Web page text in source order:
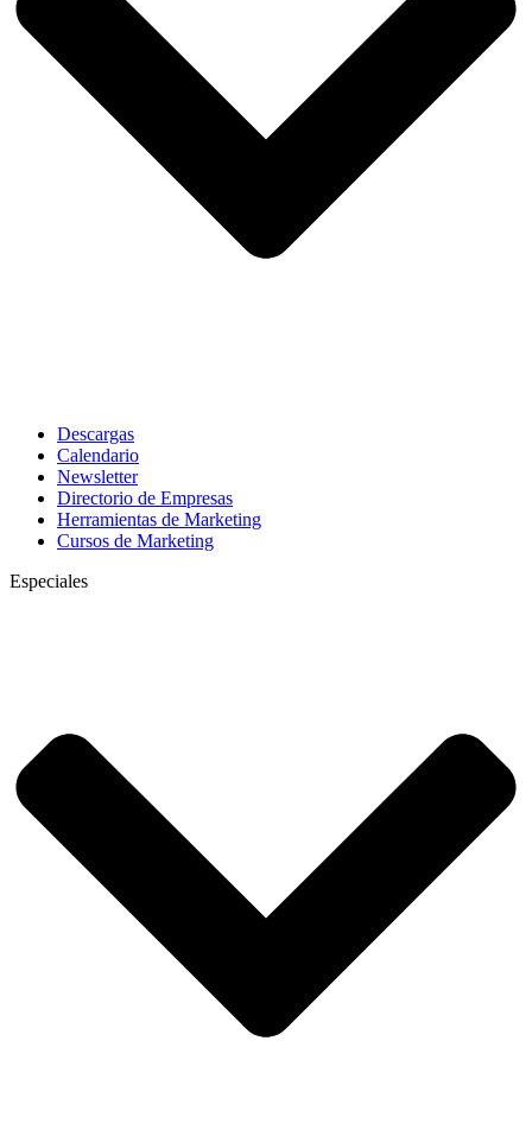
Descargas
Calendario
Newsletter
Directorio de Empresas
Herramientas de Marketing
Cursos de Marketing
Especiales